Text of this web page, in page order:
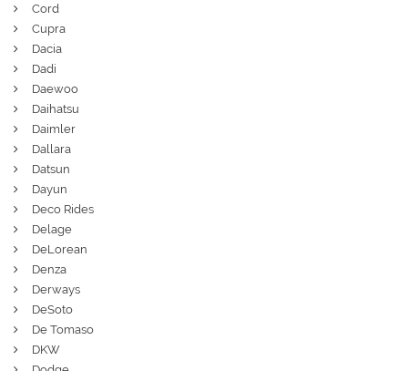
Cord
Cupra
Dacia
Dadi
Daewoo
Daihatsu
Daimler
Dallara
Datsun
Dayun
Deco Rides
Delage
DeLorean
Denza
Derways
DeSoto
De Tomaso
DKW